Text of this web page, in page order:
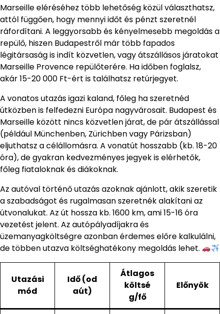
Marseille eléréséhez több lehetőség közül választhatsz,
attól függően, hogy mennyi időt és pénzt szeretnél
ráfordítani. A leggyorsabb és kényelmesebb megoldás a
repülő, hiszen Budapestről már több fapados
légitársaság is indít közvetlen, vagy átszállásos járatokat
Marseille Provence repülőterére. Ha időben foglalsz,
akár 15-20 000 Ft-ért is találhatsz retúrjegyet.
A vonatos utazás igazi kaland, főleg ha szeretnéd
útközben is felfedezni Európa nagyvárosait. Budapest és
Marseille között nincs közvetlen járat, de pár átszállással
(például Münchenben, Zürichben vagy Párizsban)
eljuthatsz a célállomásra. A vonatút hosszabb (kb. 18-20
óra), de gyakran kedvezményes jegyek is elérhetők,
főleg fiataloknak és diákoknak.
Az autóval történő utazás azoknak ajánlott, akik szeretik
a szabadságot és rugalmasan szeretnék alakítani az
útvonalukat. Az út hossza kb. 1600 km, ami 15-16 óra
vezetést jelent. Az autópályadíjakra és
üzemanyagköltségre azonban érdemes előre kalkulálni,
de többen utazva költséghatékony megoldás lehet.
Utazási
mód
Idő (od
aút)
Átlagos
költsé
g/fő
Előnyök